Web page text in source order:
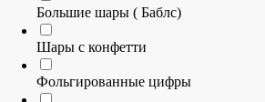
Большие шары ( Баблс)
Шары с конфетти
Фольгированные цифры